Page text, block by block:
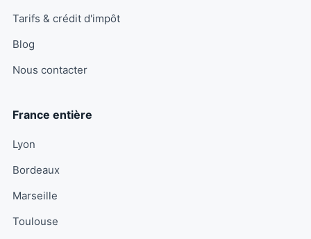
Tarifs & crédit d'impôt
Blog
Nous contacter
France entière
Lyon
Bordeaux
Marseille
Toulouse